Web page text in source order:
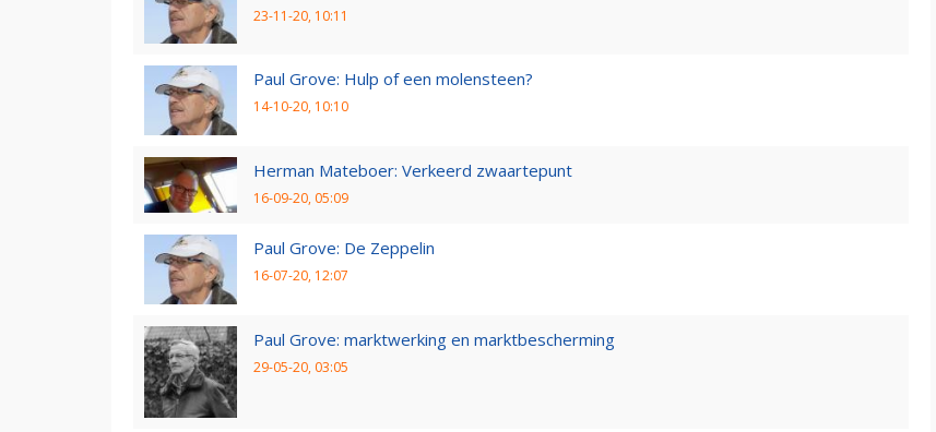
23-11-20, 10:11
Paul Grove: Hulp of een molensteen?
14-10-20, 10:10
Herman Mateboer: Verkeerd zwaartepunt
16-09-20, 05:09
Paul Grove: De Zeppelin
16-07-20, 12:07
Paul Grove: marktwerking en marktbescherming
29-05-20, 03:05